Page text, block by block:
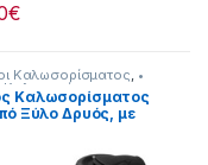
€
Καλωσορίσματος, •
Καλωσορίσματος
Πρωινού,Πρωινό
Καλωσορίσματος
Ξύλο Δρυός, με